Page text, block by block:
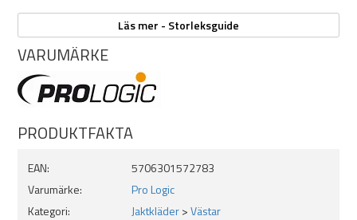
XXL -56
114-119
102-107
XXXL - 58
120-125 108-113
Läs mer - Storleksguide
VARUMÄRKE
PRODUKTFAKTA
EAN:
5706301572783
Varumärke:
Pro Logic
Kategori:
Jaktkläder>Västar